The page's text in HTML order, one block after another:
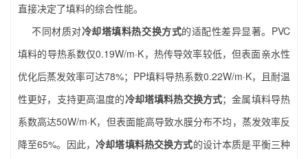
直接决定了填料的综合性能。
不同材质对冷却塔填料热交换方式的适配性差异显著。PVC
填料的导热系数仅0.19W/m·K，热传导效率较低，但表面亲水性
优化后蒸发效率可达78%；PP填料导热系数0.22W/m·K，且耐温
性更好，支持更高温度的冷却塔填料热交换方式；金属填料导热
系数高达50W/m·K，但表面能高导致水膜分布不均，蒸发效率反
降至65%。因此，冷却塔填料热交换方式的设计本质是平衡三种